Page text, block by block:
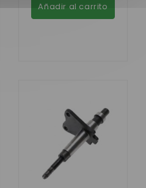
Añadir al carrito